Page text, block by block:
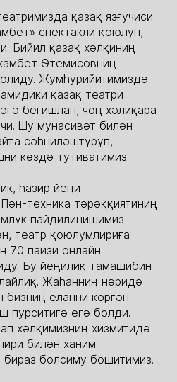
қазақ язғучиси
спектакли қоюлуп,
Бийил қазақ хәлқиниң
Өтемисовниң
Жумһурийитимиздә
қазақ театри
беғишлап, чоң хәлиқара
Шу мунасивәт билән
сәһниләштүрүп,
көздә тутиватимиз.
һазир йеңи
техника тәрәққиятиниң
пайдилинишимиз
театр қоюлумлириға
70 паизи онлайн
Бу йеңилиқ тамашибин
Жаһанниң нәридә
бизниң еланни көргән
пурситигә егә болди.
хәлқимизниң хизмитидә
билән ханим-
бираз болсиму бошитимиз.